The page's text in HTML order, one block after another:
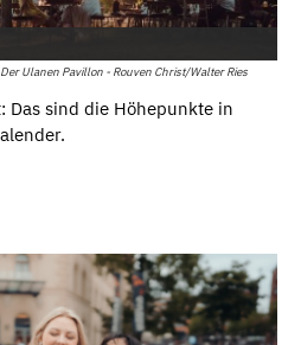
Der Ulanen Pavillon - Rouven Christ/Walter Ries
Das sind die Höhepunkte in